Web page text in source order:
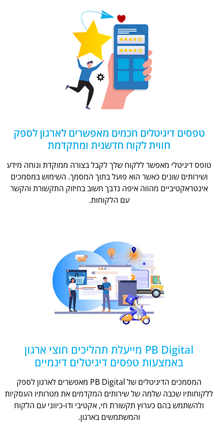
טפסים דיגיטלים חכמים מאפשרים לארגון לספק
חווית לקוח חדשנית ומתקדמת
טופס דיגיטלי מאפשר ללקוח שלך לקבל בצורה ממוקדת ונוחה מידע
ושירותים שונים כאשר הוא פועל בתוך המסמך. השימוש במסמכים
אינטראקטיביים מהווה איפה נדבך חשוב בחיזוק התקשורת והקשר
עם הלקוחות.
PB Digital מייעלת תהליכים חוצי ארגון
באמצעות טפסים דיגיטלים דינמיים
המסמכים הדיגיטלים של PB Digital מאפשרים לארגון לספק
ללקוחותיו שכבה שלמה של שירותים המקדמים את מטרותיו העסקיות
ולהשתמש בהם כערוץ תקשורת חי, אקטיבי ודו-כיווני עם הלקוח
והמשתמשים בארגון.